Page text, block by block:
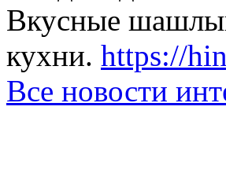
Вкусные
кухни. https://
Все новости